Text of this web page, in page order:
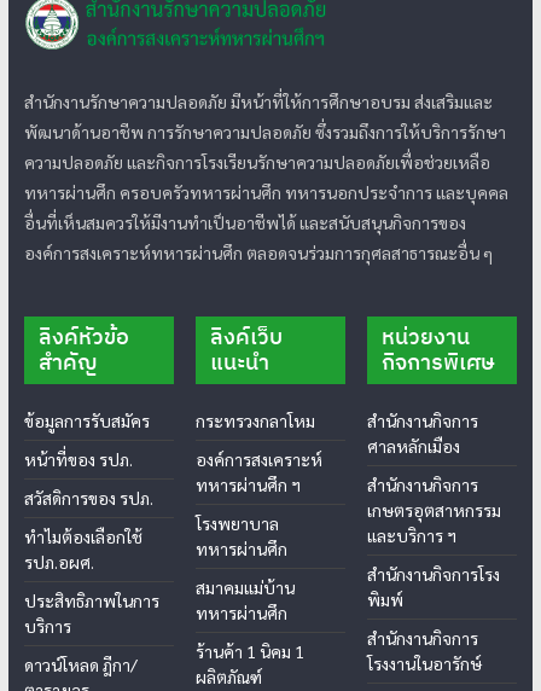
สำนักงานรักษาความปลอดภัย มีหน้าที่ให้การศึกษาอบรม ส่งเสริมและ
พัฒนาด้านอาชีพ การรักษาความปลอดภัย ซึ่งรวมถึงการให้บริการรักษา
ความปลอดภัย และกิจการโรงเรียนรักษาความปลอดภัยเพื่อช่วยเหลือ
ทหารผ่านศึก ครอบครัวทหารผ่านศึก ทหารนอกประจำการ และบุคคล
อื่นที่เห็นสมควรให้มีงานทำเป็นอาชีพได้ และสนับสนุนกิจการของ
องค์การสงเคราะห์ทหารผ่านศึก ตลอดจนร่วมการกุศลสาธารณะอื่น ๆ
ลิงค์หัวข้อ
สำคัญ
ข้อมูลการรับสมัคร
หน้าที่ของ รปภ.
สวัสดิการของ รปภ.
ทำไมต้องเลือกใช้
รปภ.อผศ.
ประสิทธิภาพในการ
บริการ
ดาวน์โหลด ฎีกา/
ลิงค์เว็บ
แนะนำ
กระทรวงกลาโหม
องค์การสงเคราะห์
ทหารผ่านศึก ฯ
โรงพยาบาล
ทหารผ่านศึก
สมาคมแม่บ้าน
ทหารผ่านศึก
ร้านค้า 1 นิคม 1
ผลิตภัณฑ์
หน่วยงาน
กิจการพิเศษ
สำนักงานกิจการ
ศาลหลักเมือง
สำนักงานกิจการ
เกษตรอุตสาหกรรม
และบริการ ฯ
สำนักงานกิจการโรง
พิมพ์
สำนักงานกิจการ
โรงงานในอารักษ์